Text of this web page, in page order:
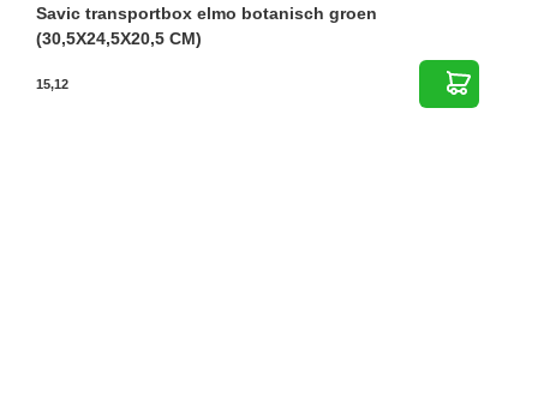
Savic transportbox elmo botanisch groen
(30,5X24,5X20,5 CM)
15,12